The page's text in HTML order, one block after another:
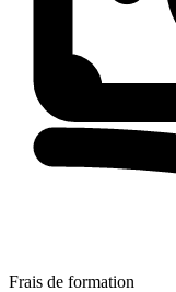
Frais de formation